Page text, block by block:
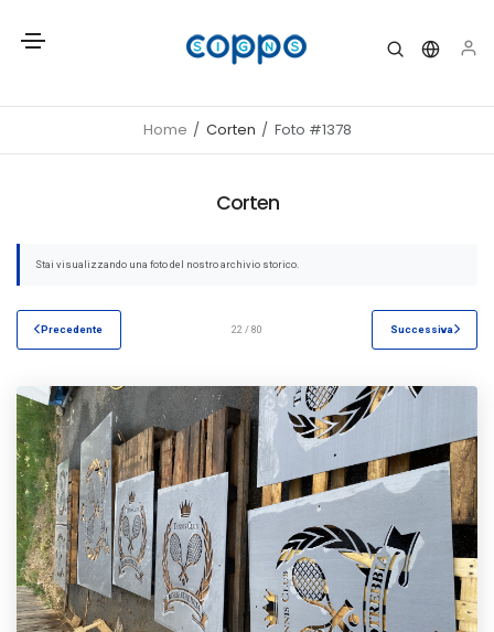
Home Corten Foto #1378
Corten
Stai visualizzando una foto del nostro archivio storico.
Precedente 22 / 80 Successiva